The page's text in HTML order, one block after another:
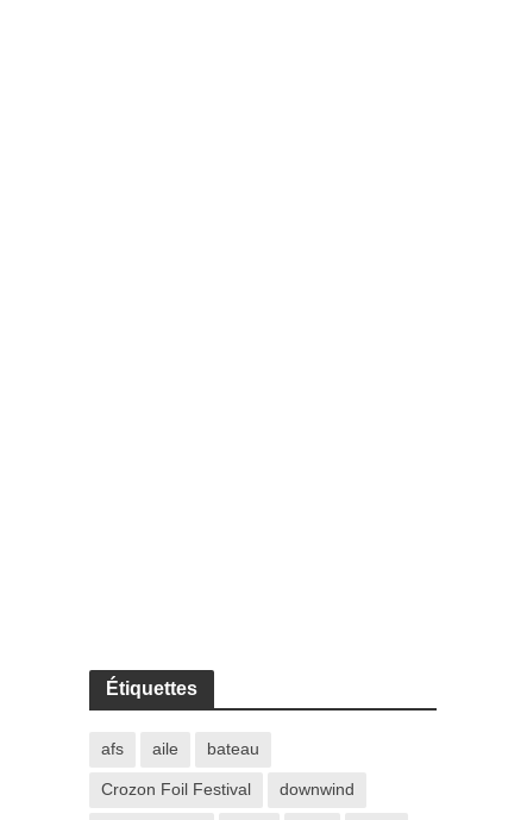
Étiquettes
afs aile bateau
Crozon Foil Festival downwind